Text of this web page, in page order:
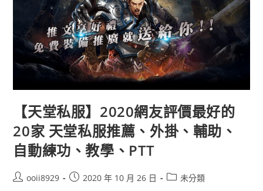
【天堂私服】2020網友評價最好的
20家 天堂私服推薦、外掛、輔助、
自動練功、教學、PTT
ooii8929 2020 年 10 月 26 日 未分類